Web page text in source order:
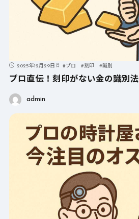
2025年12月29日 #プロ #刻印 #識別
プロ直伝！刻印がない金の識別法
admin